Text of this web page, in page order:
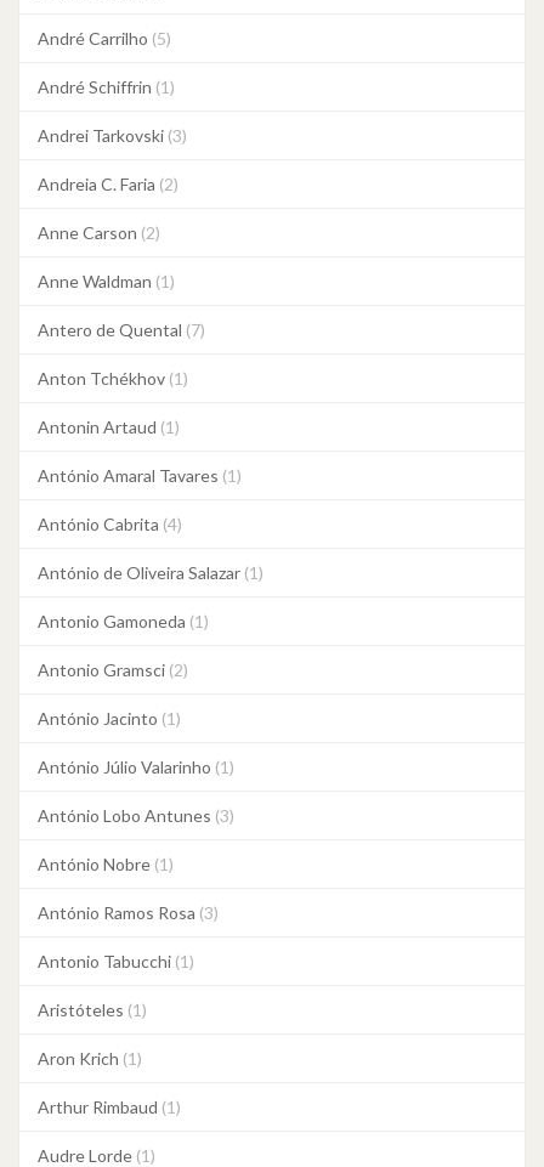
André Carrilho (5)
André Schiffrin (1)
Andrei Tarkovski (3)
Andreia C. Faria (2)
Anne Carson (2)
Anne Waldman (1)
Antero de Quental (7)
Anton Tchékhov (1)
Antonin Artaud (1)
António Amaral Tavares (1)
António Cabrita (4)
António de Oliveira Salazar (1)
Antonio Gamoneda (1)
Antonio Gramsci (2)
António Jacinto (1)
António Júlio Valarinho (1)
António Lobo Antunes (3)
António Nobre (1)
António Ramos Rosa (3)
Antonio Tabucchi (1)
Aristóteles (1)
Aron Krich (1)
Arthur Rimbaud (1)
Audre Lorde (1)